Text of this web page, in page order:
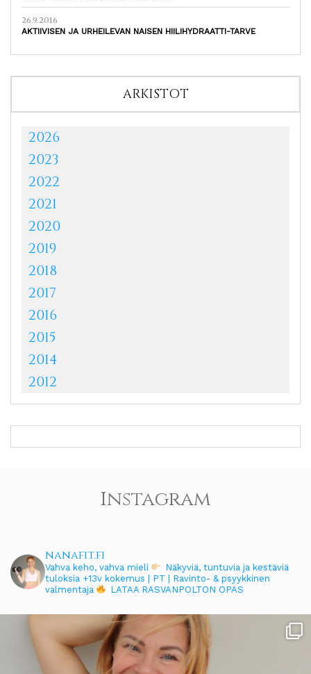
26.9.2016
AKTIIVISEN JA URHEILEVAN NAISEN HIILIHYDRAATTI-TARVE
ARKISTOT
2026
2023
2022
2021
2020
2019
2018
2017
2016
2015
2014
2012
Instagram
nanafit.fi
Vahva keho, vahva mieli
Näkyviä, tuntuvia ja kestäviä
tuloksia +13v kokemus | PT | Ravinto- & psyykkinen
valmentaja
LATAA RASVANPOLTON OPAS